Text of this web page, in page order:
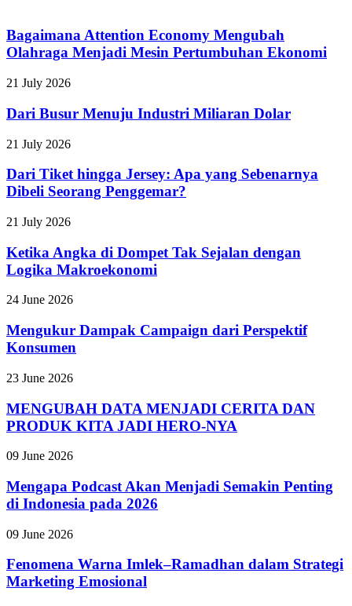
Bagaimana Attention Economy Mengubah
Olahraga Menjadi Mesin Pertumbuhan Ekonomi
21 July 2026
Dari Busur Menuju Industri Miliaran Dolar
21 July 2026
Dari Tiket hingga Jersey: Apa yang Sebenarnya
Dibeli Seorang Penggemar?
21 July 2026
Ketika Angka di Dompet Tak Sejalan dengan
Logika Makroekonomi
24 June 2026
Mengukur Dampak Campaign dari Perspektif
Konsumen
23 June 2026
MENGUBAH DATA MENJADI CERITA DAN
PRODUK KITA JADI HERO-NYA
09 June 2026
Mengapa Podcast Akan Menjadi Semakin Penting
di Indonesia pada 2026
09 June 2026
Fenomena Warna Imlek–Ramadhan dalam Strategi
Marketing Emosional